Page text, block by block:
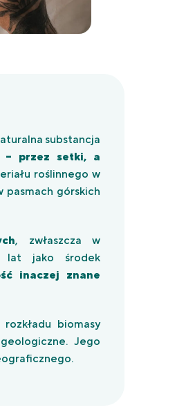
substancja
– przez setki, a
roślinnego w
pasmach górskich
, zwłaszcza w
lat jako środek
inaczej znane
biomasy
Jego